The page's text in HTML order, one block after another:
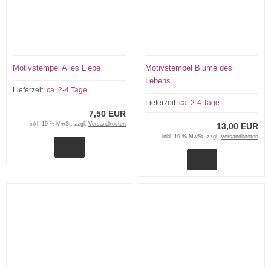
Motivstempel Alles Liebe
Lieferzeit: ca. 2-4 Tage
7,50 EUR
inkl. 19 % MwSt. zzgl. Versandkosten
Motivstempel Blume des
Lebens
Lieferzeit: ca. 2-4 Tage
13,00 EUR
inkl. 19 % MwSt. zzgl. Versandkosten